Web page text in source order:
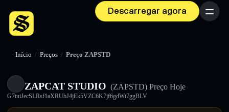
Descarregar agora Menu
Início / Preços / Preço ZAPSTD
ZAPCAT STUDIO (ZAPSTD) Preço Hoje
G7tuiJecSLRsf1aXRUbJ4jEk5VZC6K7jf6gdWt7ggBLV